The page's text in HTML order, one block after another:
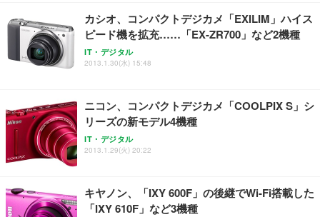
務用 おしゃれ パソコンチェア (ホワイト)
ANDWINT オフィスチェア デスクチェア 肘なし メ
ッシュ 通気性 ランバーサポート付き 腰サポート ガ
ス圧無段階昇降 360度回転 キャスター付き コンパク
【MiniLED/24.5inch/280Hz/FHD】GRAPHT THE S
HOOTER Gaming Monitor 24” Essential ゲーミン
グモニター QD 24.5インチ 1ms FHD 量子ドット 残
アイリスオーヤマ ペットシーツ 超厚型 お徳用 レギ
ュラー 200枚入【Amazon.co.jp限定】
カシオ、コンパクトデジカメ「EXILIM」ハイス
ピード機を拡充……「EX-ZR700」など2機種
IT・デジタル
2013.1.30(水) 15:48
ニコン、コンパクトデジカメ「COOLPIX S」シ
リーズの新モデル4機種
IT・デジタル
2013.1.29(火) 20:22
キヤノン、「IXY 600F」の後継でWi-Fi搭載した
「IXY 610F」など3機種